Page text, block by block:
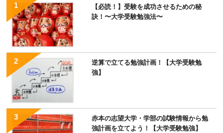
【必読！】受験を成功させるための秘
訣！〜大学受験勉強法〜
逆算で立てる勉強計画！【大学受験勉
強】
赤本の志望大学・学部の試験情報から勉
強計画を立てよう！【大学受験勉強】